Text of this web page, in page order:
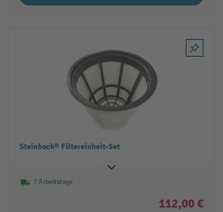
Steinbock® Filtereinheit-Set
7 Arbeitstage
112,00 €